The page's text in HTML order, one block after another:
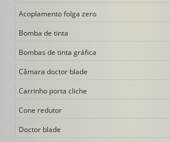
Acoplamento folga zero
Bomba de tinta
Bombas de tinta gráfica
Câmara doctor blade
Carrinho porta cliche
Cone redutor
Doctor blade